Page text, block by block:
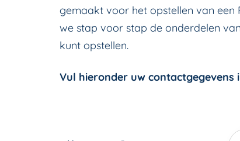
gemaakt voor het opstellen van een
we stap voor stap de onderdelen
kunt opstellen.
Vul hieronder uw contactgegevens